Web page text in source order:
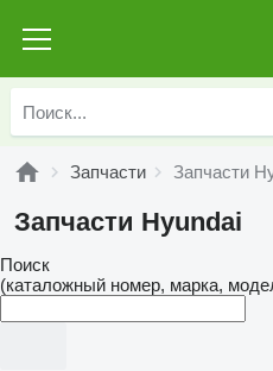
Запчасти Запчасти
Запчасти Hyundai
Поиск
(каталожный номер, марка,